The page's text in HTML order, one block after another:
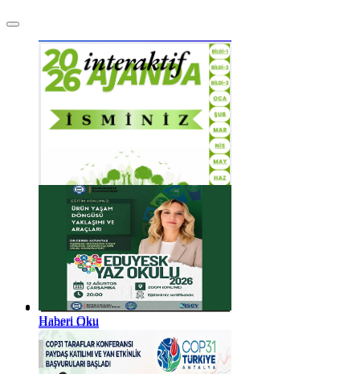
Haberi Oku
Haberi Oku